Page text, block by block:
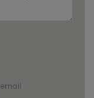
email